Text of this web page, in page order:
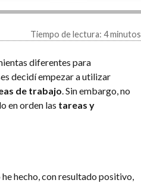
Tiempo de lectura: 4 minutos
diferentes para
decidí empezar a utilizar
de trabajo. Sin embargo, no
en orden las tareas y
hecho, con resultado positivo,